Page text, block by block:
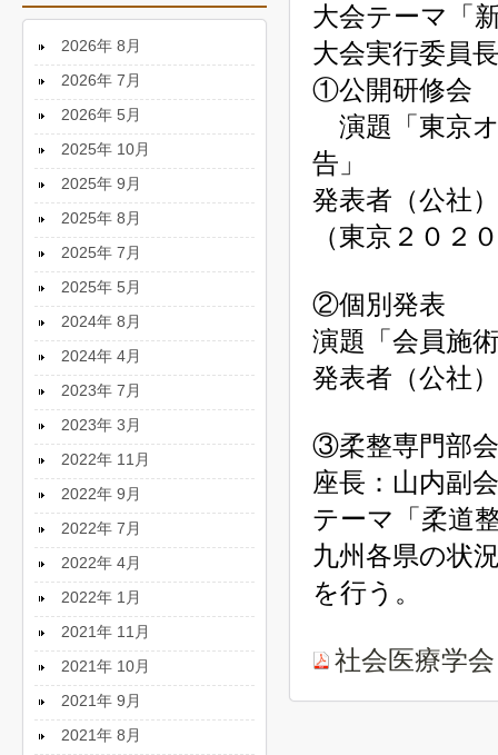
大会テーマ「
大会実行委
①公開研修会
演題「東京
告」
発表者（公社
（東京２０
②個別発表
演題「会員施
発表者（公社
③柔整専門部
座長：山内副
テーマ「柔道
九州各県の状
を行う。
社会医療学
2026年 8月
2026年 7月
2026年 5月
2025年 10月
2025年 9月
2025年 8月
2025年 7月
2025年 5月
2024年 8月
2024年 4月
2023年 7月
2023年 3月
2022年 11月
2022年 9月
2022年 7月
2022年 4月
2022年 1月
2021年 11月
2021年 10月
2021年 9月
2021年 8月